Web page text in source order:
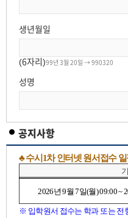
생년월일
(6자리)99년 3월 20일 → 990320
성명
공지사항
♣수시 1차인터넷 원서접수 일
2026년9월7일(월) 09:00 ~
※ 입학원서 접수는 학과 또는